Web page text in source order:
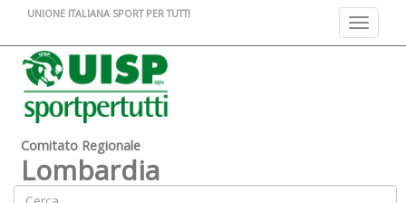
Toggle
UNIONE ITALIANA SPORT PER TUTTI
Comitato Regionale
Lombardia